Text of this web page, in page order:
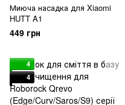
Миюча насадка для Xiaomi
HUTT A1
449 грн
4
4